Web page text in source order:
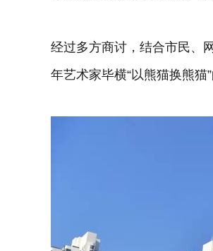
经过多方商讨，结合市民、
年艺术家毕横“以熊猫换熊猫